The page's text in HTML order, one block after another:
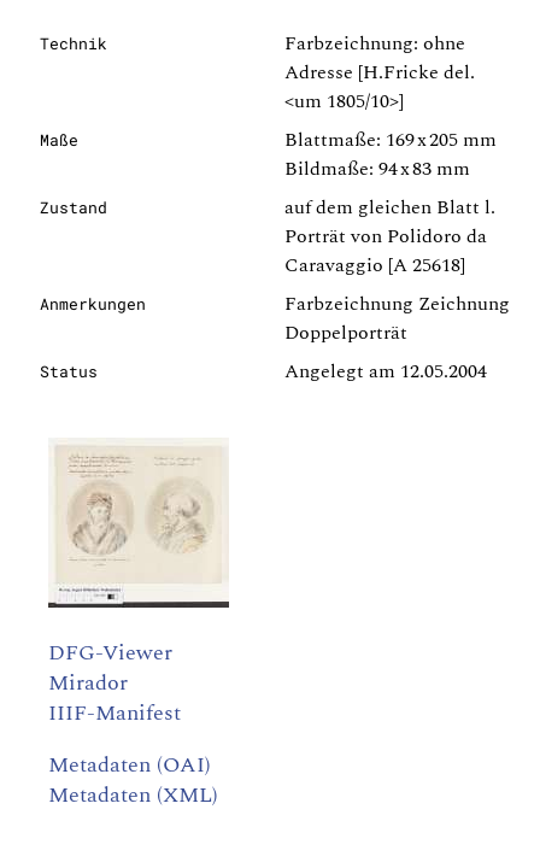
Technik
Farbzeichnung: ohne
Adresse [H.Fricke del.
<um 1805/10>]
Maße
Blattmaße: 169 x 205 mm
Bildmaße: 94 x 83 mm
Zustand
auf dem gleichen Blatt l.
Porträt von Polidoro da
Caravaggio [A 25618]
Anmerkungen
Farbzeichnung Zeichnung
Doppelporträt
Status Angelegt am 12.05.2004
DFG-Viewer
Mirador
IIIF-Manifest
Metadaten (OAI)
Metadaten (XML)